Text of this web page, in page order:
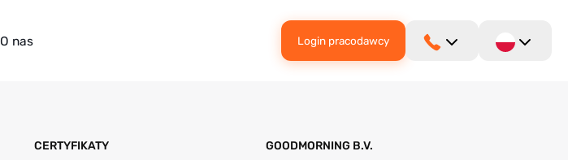
O nas Login pracodawcy
CERTYFIKATY GOODMORNING B.V.